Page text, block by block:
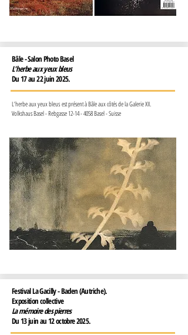
Bâle - Salon Photo Basel
L'herbe aux yeux bleus
Du 17 au 22 juin 2025.
L’herbe aux yeux bleus est présent à Bâle aux côtés de la Galerie XII.
Volkshaus Basel - Rebgasse 12-14 - 4058Basel - Suisse
Festival La Gacilly - Baden (Autriche).
Exposition collective
La mémoire des pierres
Du 13 juin au 12 octobre 2025.